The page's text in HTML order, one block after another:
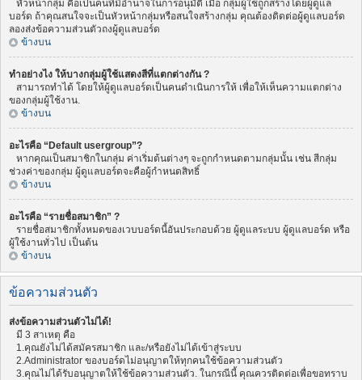
หัวหน้ากลุ่ม คือเป็นคนที่มีอำนาจในการอนุมัติ เมื่อ กลุ่มผู้ใช้ถูกสร้างโดยผู้ดูแล
บอร์ด ถ้าคุณสนใจจะเป็นหัวหน้ากลุ่มหรือสนใจสร้างกลุ่ม คุณต้องติดต่อผู้ดูแลบอร์ด
ลองส่งข้อความส่วนตัวถงผู้ดูแลบอร์ด
ข้างบน
ทำอย่างไง ให้บางกลุ่มผู้ใช้แสดงสีที่แตกต่างกัน ?
สามารถทำได้ โดยให้ผู้ดูแลบอร์ดเป็นคนดำเนินการให้ เพื่อให้เห็นความแตกต่าง
ของกลุ่มผู้ใช้งาน.
ข้างบน
อะไรคือ “Default usergroup”?
หากคุณเป็นสมาชิกในกลุ่ม ค่าเริ่มต้นต่างๆ จะถูกกำหนดตามกลุ่มนั้น เช่น สีกลุ่ม
ช่วงค่าของกลุ่ม ผู้ดูแลบอร์ดจะคือผู้กำหนดสิทธิ์
ข้างบน
อะไรคือ “รายชื่อสมาชิก” ?
รายชื่อสมาชิกทั้งหมดของเวบบอร์ดนี้อันประกอบด้วย ผู้ดูแลระบบ ผู้ดูแลบอร์ด หรือ
ผู้ใช้งานทั่วไป เป็นต้น
ข้างบน
ข้อความส่วนตัว
ส่งข้อความส่วนตัวไม่ได้!
มี 3 สาเหตุ คือ
1.คุณยังไม่ได้สมัครสมาชิก และ/หรือยังไม่ได้เข้าสู่ระบบ
2.Administrator ของบอร์ดไม่อนุญาตให้ทุกคนใช้ข้อความส่วนตัว
3.คุณไม่ได้รับอนุญาตให้ใช้ข้อความส่วนตัว. ในกรณีนี้ คุณควรติดต่อเพื่อขอทราบ